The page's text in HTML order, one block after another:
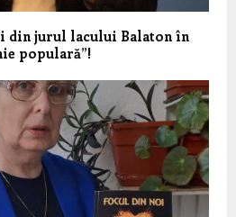
din jurul lacului Balaton în
populară”!